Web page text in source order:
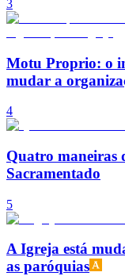
3
Motu Proprio: o
mudar a
4
Quatro maneiras
Sacramentado
5
A Igreja está
as paróquias